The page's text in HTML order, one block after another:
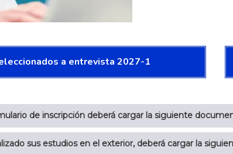
a entrevista 2027-1
de inscripción deberá cargar la siguiente
sus estudios en el exterior, deberá cargar la